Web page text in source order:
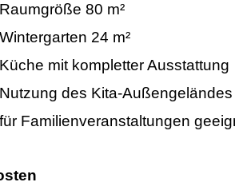
Raumgröße 80 m²
Wintergarten 24 m²
Küche mit kompletter Ausstattung
Nutzung des Kita-
für Familienveranstaltungen